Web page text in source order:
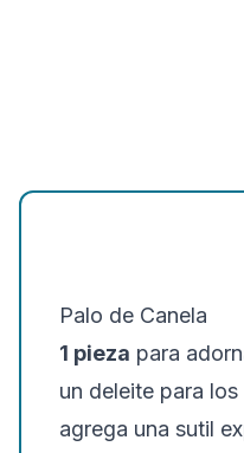
Palo de Canela
1 pieza para
un deleite para
agrega una sutil